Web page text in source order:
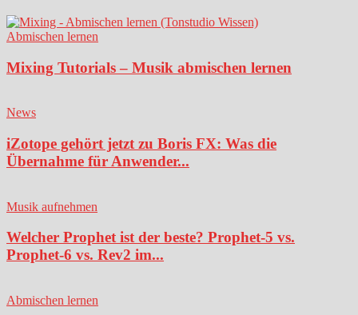
Abmischen lernen
Mixing Tutorials – Musik abmischen lernen
News
iZotope gehört jetzt zu Boris FX: Was die
Übernahme für Anwender...
Musik aufnehmen
Welcher Prophet ist der beste? Prophet-5 vs.
Prophet-6 vs. Rev2 im...
Abmischen lernen